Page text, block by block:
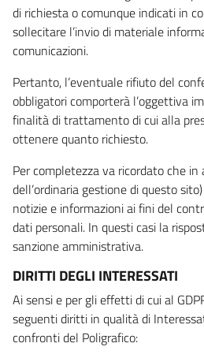
di richiesta o comunque indicati in
sollecitare l’invio di materiale
comunicazioni.
Pertanto, l’eventuale rifiuto del
obbligatori comporterà l’oggettiva
finalità di trattamento di cui alla
ottenere quanto richiesto.
Per completezza va ricordato che
dell’ordinaria gestione di questo
notizie e informazioni ai fini del
dati personali. In questi casi la
sanzione amministrativa.
DIRITTI DEGLI INTERESSATI
Ai sensi e per gli effetti di cui al
seguenti diritti in qualità di
confronti del Poligrafico: